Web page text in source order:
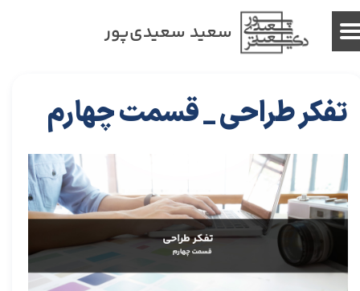
سعید سعیدی‌پور
تفکر طراحی _ قسمت چهارم